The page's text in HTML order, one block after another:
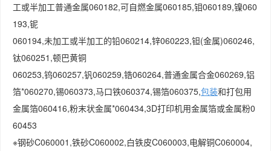
工或半加工普通金属060182,可自燃金属060185,钼060189,镍060
193,铌
060194,未加工或半加工的铅060214,锌060223,钽(金属)060246,
钛060251,顿巴黄铜
060253,钨060257,钒060259,锆060264,普通金属合金060269,铝
箔*060270,锡060373,马口铁060374,锡箔060375,包装和打包用
金属箔060416,粉末状金属*060434,3D打印机用金属箔或金属粉0
60453
※钢砂C060001,铁砂C060002,白铁皮C060003,电解铜C060004,